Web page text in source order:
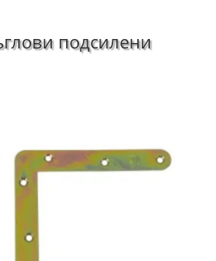
подсилени